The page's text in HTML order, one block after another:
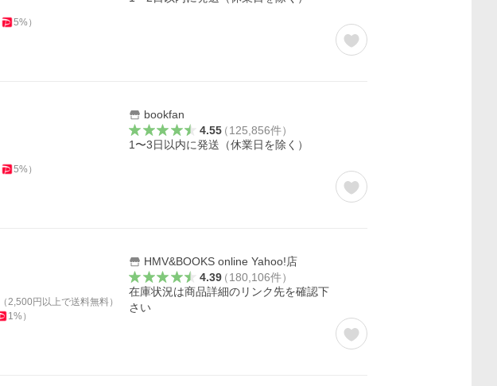
5%）
5%）
bookfan
4.55（125,856件）
1〜3日以内に発送（休業日を除く）
（2,500 円以上で送料無料）
1%）
HMV&BOOKS online Yahoo!店
4.39（180,106件）
在庫状況は商品詳細のリンク先を確認下
さい